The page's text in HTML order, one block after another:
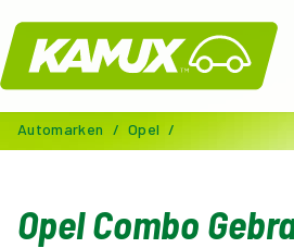
Kamux
Automarken / Opel /
Opel Combo